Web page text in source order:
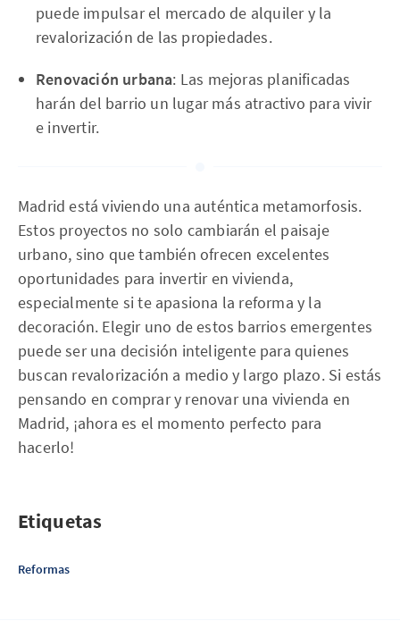
puede impulsar el mercado de alquiler y la
revalorización de las propiedades.
Renovación urbana: Las mejoras planificadas
harán del barrio un lugar más atractivo para vivir
e invertir.
Madrid está viviendo una auténtica metamorfosis.
Estos proyectos no solo cambiarán el paisaje
urbano, sino que también ofrecen excelentes
oportunidades para invertir en vivienda,
especialmente si te apasiona la reforma y la
decoración. Elegir uno de estos barrios emergentes
puede ser una decisión inteligente para quienes
buscan revalorización a medio y largo plazo. Si estás
pensando en comprar y renovar una vivienda en
Madrid, ¡ahora es el momento perfecto para
hacerlo!
Etiquetas
Reformas